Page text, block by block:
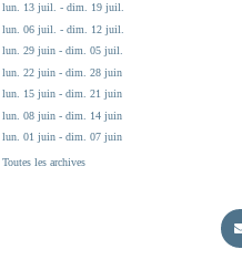
lun. 13 juil. - dim. 19 juil.
lun. 06 juil. - dim. 12 juil.
lun. 29 juin - dim. 05 juil.
lun. 22 juin - dim. 28 juin
lun. 15 juin - dim. 21 juin
lun. 08 juin - dim. 14 juin
lun. 01 juin - dim. 07 juin
Toutes les archives